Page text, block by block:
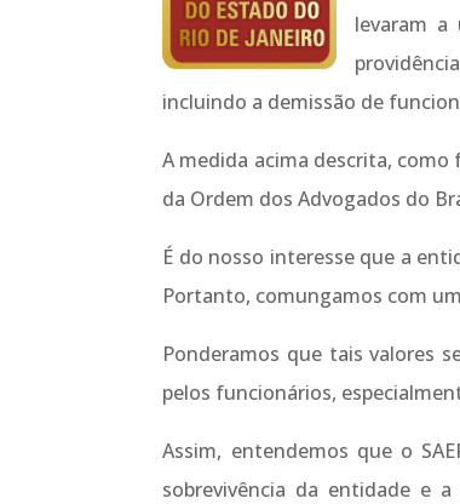
levaram
incluindo a demissão de
A medida acima descrita,
da Ordem dos Advogados do
É do nosso interesse que a
Portanto, comungamos com
Ponderamos que tais valores
pelos funcionários,
Assim, entendemos que o
sobrevivência da entidade e